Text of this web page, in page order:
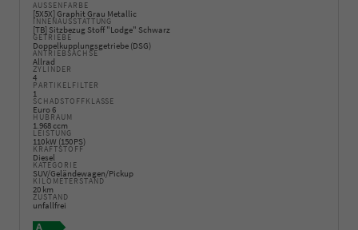
AUSSENFARBE
[5X5X] Graphit Grau Metallic
INNENAUSSTATTUNG
[TB] Sitzbezug Stoff "Lodge" Schwarz
GETRIEBE
Doppelkupplungsgetriebe (DSG)
ANTRIEBSACHSE
Allrad
ZYLINDER
4
PARTIKELFILTER
1
SCHADSTOFFKLASSE
Euro 6
HUBRAUM
1.968 ccm
LEISTUNG
110 kW (150 PS)
KRAFTSTOFF
Diesel
KATEGORIE
SUV/Geländewagen/Pickup
KILOMETERSTAND
20 km
ZUSTAND
unfallfrei